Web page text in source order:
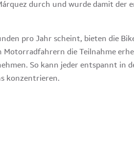
durch und wurde damit der
pro Jahr scheint, bieten die
die Teilnahme
So kann jeder entspannt in
konzentrieren.